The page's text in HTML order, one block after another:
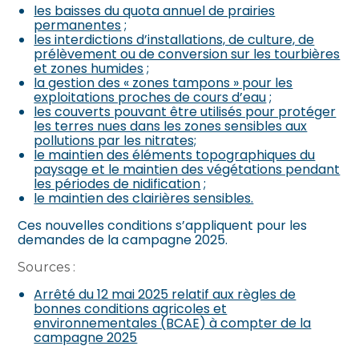
les baisses du quota annuel de prairies
permanentes;
les interdictions d’installations, de culture, de
prélèvement ou de conversion sur les tourbières
et zones humides;
la gestion des « zones tampons » pour les
exploitations proches de cours d’eau;
les couverts pouvant être utilisés pour protéger
les terres nues dans les zones sensibles aux
pollutions par les nitrates;
le maintien des éléments topographiques du
paysage et le maintien des végétations pendant
les périodes de nidification;
le maintien des clairières sensibles.
Ces nouvelles conditions s’appliquent pour les
demandes de la campagne 2025.
Sources :
Arrêté du 12 mai 2025 relatif aux règles de
bonnes conditions agricoles et
environnementales (BCAE) à compter de la
campagne 2025